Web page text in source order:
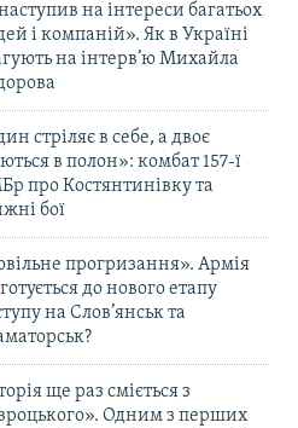
на інтереси багатьох
і компаній». Як в Україні
на інтерв’ю Михайла
стріляє в себе, а двоє
в полон»: комбат 157-ї
про Костянтинівку та
бої
прогризання». Армія
до нового етапу
на Слов’янськ та
ще раз сміється з
Одним з перших